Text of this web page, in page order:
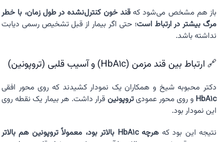
باز هم مشخص می‌شود کهقند خون کنترل‌نشده در طول زمان، با خطر
مرگ بیشتر در ارتباط است؛ حتی اگر بیمار از قبل تشخیص رسمی دیابت
نداشته باشد.
🔗 ارتباط بین قند مزمن (HbA1c) و آسیب قلبی (تروپونین)
دکتر محبوبه شیخ و همکاران یک نمودار کشیدند که روی محور افقی
HbA1c و روی محور عمودیتروپونین قرار داشت. هر بیمار یک نقطه روی
این نمودار بود.
نتیجه این بود که
هرچه HbA1c بالاتر بود، معمولاً تروپونین هم بالاتر